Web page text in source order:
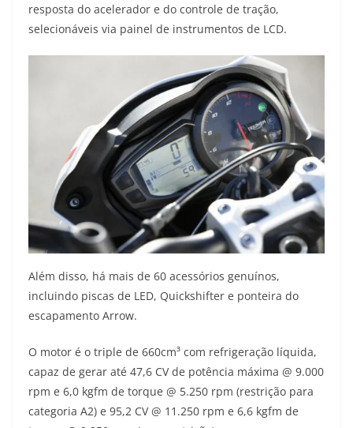
resposta do acelerador e do controle de tração,
selecionáveis via painel de instrumentos de LCD.
Além disso, há mais de 60 acessórios genuínos,
incluindo piscas de LED, Quickshifter e ponteira do
escapamento Arrow.
O motor é o triple de 660cm³ com refrigeração líquida,
capaz de gerar até 47,6 CV de potência máxima @ 9.000
rpm e 6,0 kgfm de torque @ 5.250 rpm (restrição para
categoria A2) e 95,2 CV @ 11.250 rpm e 6,6 kgfm de